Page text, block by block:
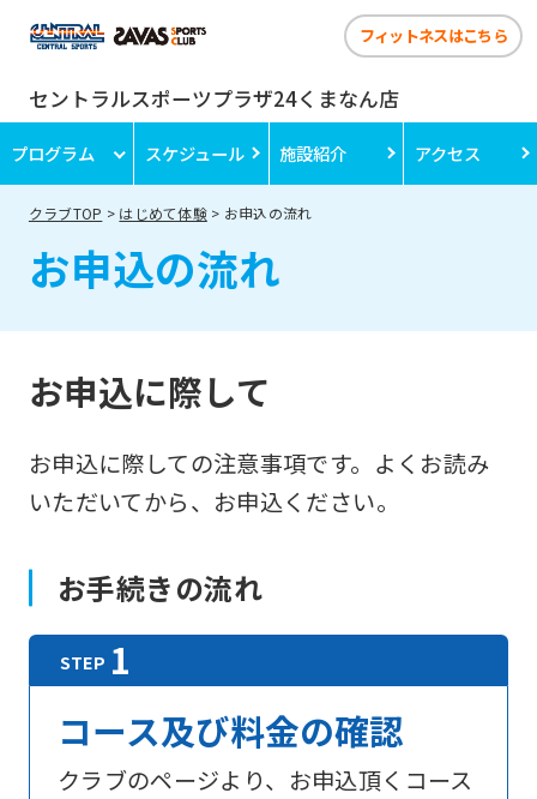
セントラルスポーツプラザ24くまなん店
フィットネスはこちら
プログラム スケジュール 施設紹介 アクセス
クラブTOP はじめて体験 お申込の流れ
お申込の流れ
お申込に際して
お申込に際しての注意事項です。よくお読み
いただいてから、お申込ください。
お手続きの流れ
コース及び料金の確認
クラブのページより、お申込頂くコース